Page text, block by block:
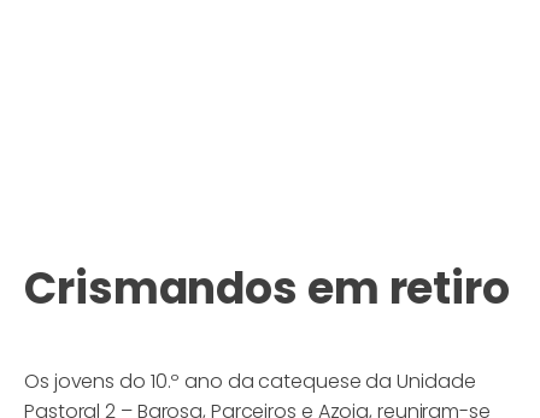
Crismandos em retiro
Os jovens do 10.º ano da catequese da Unidade
Pastoral 2 – Barosa, Parceiros e Azoia, reuniram-se